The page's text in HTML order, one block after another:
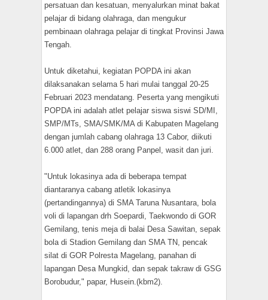
persatuan dan kesatuan, menyalurkan minat bakat
pelajar di bidang olahraga, dan mengukur
pembinaan olahraga pelajar di tingkat Provinsi Jawa
Tengah.
Untuk diketahui, kegiatan POPDA ini akan
dilaksanakan selama 5 hari mulai tanggal 20-25
Februari 2023 mendatang. Peserta yang mengikuti
POPDA ini adalah atlet pelajar siswa siswi SD/MI,
SMP/MTs, SMA/SMK/MA di Kabupaten Magelang
dengan jumlah cabang olahraga 13 Cabor, diikuti
6.000 atlet, dan 288 orang Panpel, wasit dan juri.
"Untuk lokasinya ada di beberapa tempat
diantaranya cabang atletik lokasinya
(pertandingannya) di SMA Taruna Nusantara, bola
voli di lapangan drh Soepardi, Taekwondo di GOR
Gemilang, tenis meja di balai Desa Sawitan, sepak
bola di Stadion Gemilang dan SMA TN, pencak
silat di GOR Polresta Magelang, panahan di
lapangan Desa Mungkid, dan sepak takraw di GSG
Borobudur," papar, Husein.(kbm2).